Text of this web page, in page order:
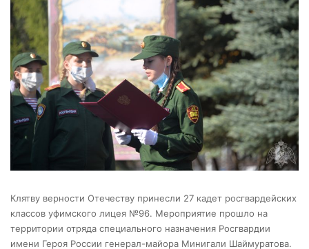
Клятву верности Отечеству принесли 27 кадет росгвардейских
классов уфимского лицея №96. Мероприятие прошло на
территории отряда специального назначения Росгвардии
имени Героя России генерал-майора Минигали Шаймуратова.